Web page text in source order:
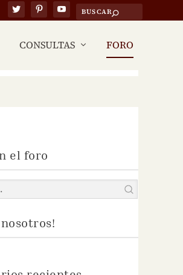
CONSULTAS FORO
el foro